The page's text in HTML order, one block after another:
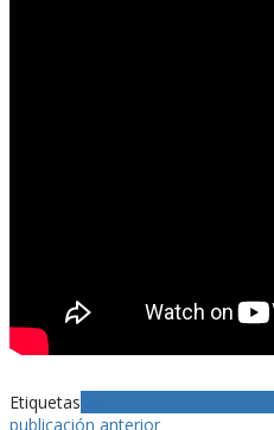
Etiquetas
publicación anterior